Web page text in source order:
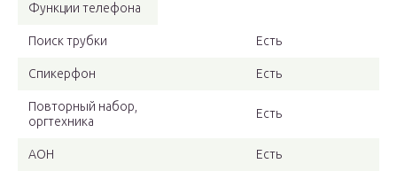
Функции телефона
Поиск трубки Есть
Спикерфон Есть
Повторный набор,
оргтехника
Есть
АОН Есть